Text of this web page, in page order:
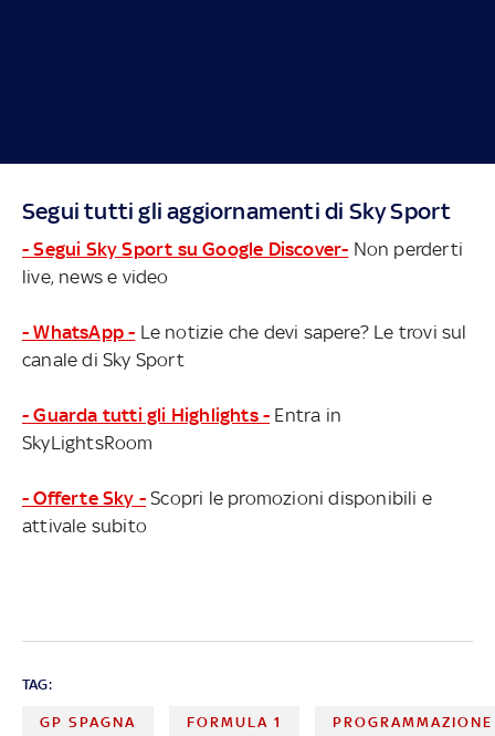
Segui tutti gli aggiornamenti di Sky Sport
- Segui Sky Sport su Google Discover- Non perderti
live, news e video
- WhatsApp - Le notizie che devi sapere? Le trovi sul
canale di Sky Sport
- Guarda tutti gli Highlights - Entra in
SkyLightsRoom
- Offerte Sky - Scopri le promozioni disponibili e
attivale subito
TAG:
GP SPAGNA FORMULA 1